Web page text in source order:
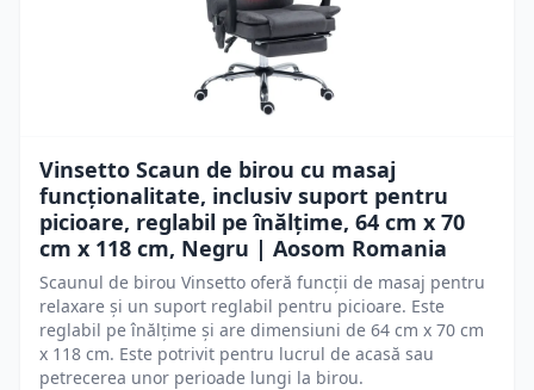
Vinsetto Scaun de birou cu masaj
funcționalitate, inclusiv suport pentru
picioare, reglabil pe înălțime, 64 cm x 70
cm x 118 cm, Negru | Aosom Romania
Scaunul de birou Vinsetto oferă funcții de masaj pentru
relaxare și un suport reglabil pentru picioare. Este
reglabil pe înălțime și are dimensiuni de 64 cm x 70 cm
x 118 cm. Este potrivit pentru lucrul de acasă sau
petrecerea unor perioade lungi la birou.